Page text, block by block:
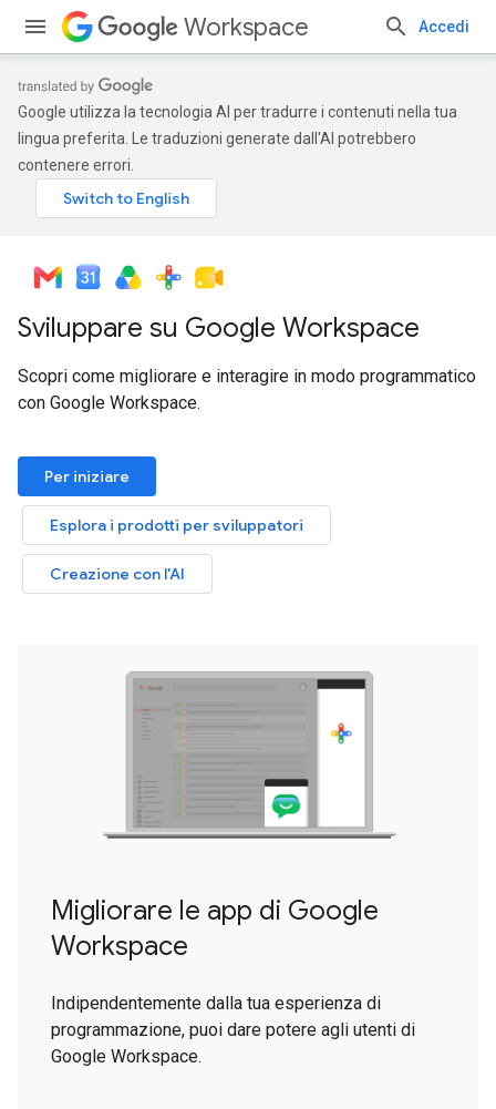
Workspace Accedi
Google utilizza la tecnologia AI per tradurre i contenuti nella tua
lingua preferita. Le traduzioni generate dall'AI potrebbero
contenere errori.
Sviluppare su Google Workspace
Scopri come migliorare e interagire in modo programmatico
con Google Workspace.
Per iniziare
Esplora i prodotti per sviluppatori
Creazione con l'AI
Migliorare le app di Google
Workspace
Indipendentemente dalla tua esperienza di
programmazione, puoi dare potere agli utenti di
Google Workspace.